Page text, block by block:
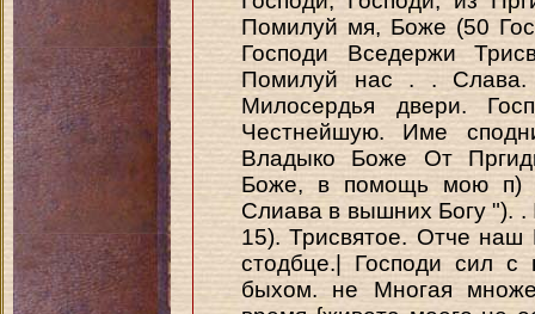
Помилуй мя, Боже (50
Господи Вседержи
Помилуй нас . .
Милосердья двери.
Честнейшую. Име
Владыко Боже От
Боже, в помощь мою п)
Слиава в вышних Богу "). .
15). Трисвятое. Отче
стодбце.| Господи сил
быхом. не Многая